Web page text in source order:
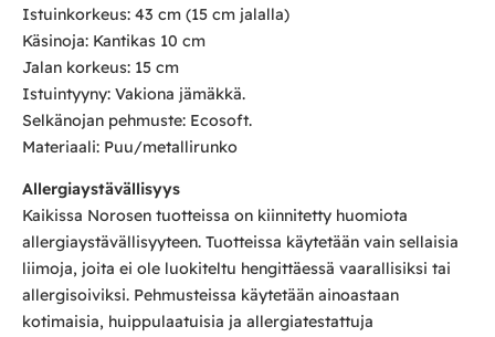
Istuinkorkeus: 43 cm (15 cm jalalla)
Käsinoja: Kantikas 10 cm
Jalan korkeus: 15 cm
Istuintyyny: Vakiona jämäkkä.
Selkänojan pehmuste: Ecosoft.
Materiaali: Puu/metallirunko
Allergiaystävällisyys
Kaikissa Norosen tuotteissa on kiinnitetty huomiota
allergiaystävällisyyteen. Tuotteissa käytetään vain sellaisia
liimoja, joita ei ole luokiteltu hengittäessä vaarallisiksi tai
allergisoiviksi. Pehmusteissa käytetään ainoastaan
kotimaisia, huippulaatuisia ja allergiatestattuja